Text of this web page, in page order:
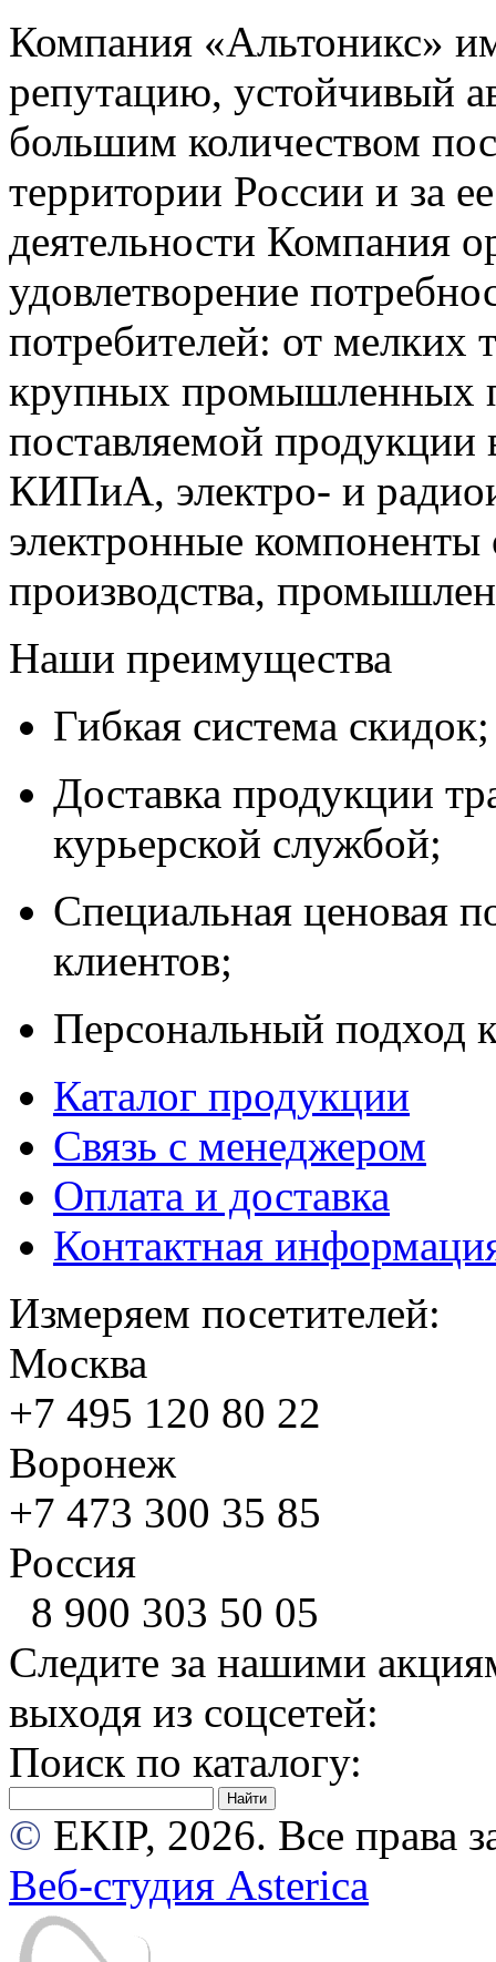
Компания «Альтоникс»
репутацию, устойчивый
большим количеством
территории России и за
деятельности Компания
удовлетворение
потребителей: от мелких
крупных промышленных
поставляемой продукции
КИПиА, электро- и
электронные компоненты
производства,
Наши преимущества
Гибкая система скидок;
Доставка продукции
курьерской службой;
Специальная ценовая
клиентов;
Персональный подход
Каталог продукции
Связь с менеджером
Оплата и доставка
Контактная
Измеряем посетителей:
Москва
+7 495 120 80 22
Воронеж
+7 473 300 35 85
Россия
8 900 303 50 05
Следите за нашими
выходя из соцсетей:
Поиск по каталогу:
© EKIP, 2026. Все права
Веб-студия Asterica